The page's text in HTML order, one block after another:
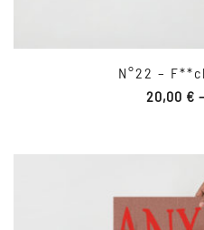
N°22 –
20,00 € –